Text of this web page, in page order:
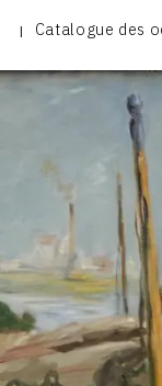
Catalogue des